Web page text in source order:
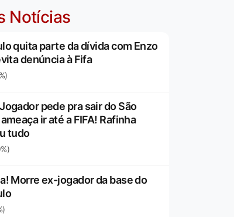
Notícias
quita parte da dívida com Enzo
denúncia à Fifa
pede pra sair do São
ir até a FIFA! Rafinha
tudo
Morre ex-jogador da base do